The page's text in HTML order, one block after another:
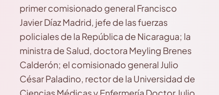
primer comisionado general Francisco
Javier Díaz Madrid, jefe de las fuerzas
policiales de la República de Nicaragua; la
ministra de Salud, doctora Meyling Brenes
Calderón; el comisionado general Julio
César Paladino, rector de la Universidad de